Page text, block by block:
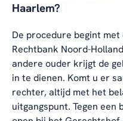
Haarlem?
De procedure begint
Rechtbank Noord-
andere ouder krijgt de
in te dienen. Komt u er
rechter, altijd met het
uitgangspunt. Tegen